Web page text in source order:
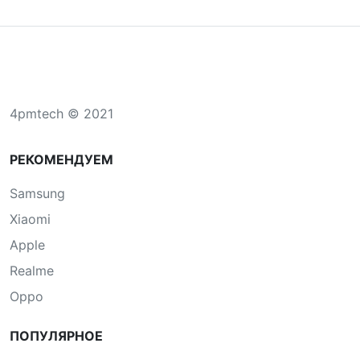
4pmtech © 2021
РЕКОМЕНДУЕМ
Samsung
Xiaomi
Apple
Realme
Oppo
ПОПУЛЯРНОЕ